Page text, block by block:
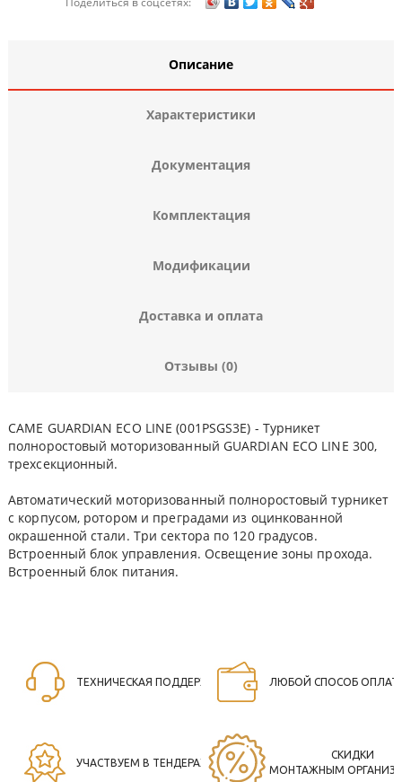
Описание
Характеристики
Документация
Комплектация
Модификации
Доставка и оплата
Отзывы (0)
CAME GUARDIAN ECO LINE (001PSGS3E) - Турникет
полноростовый моторизованный GUARDIAN ECO LINE 300,
трехсекционный.
Автоматический моторизованный полноростовый турникет
с корпусом, ротором и преградами из оцинкованной
окрашенной стали. Три сектора по 120 градусов.
Встроенный блок управления. Освещение зоны прохода.
Встроенный блок питания.
ТЕХНИЧЕСКАЯ ПОДДЕРЖКА ЛЮБОЙ СПОСОБ
УЧАСТВУЕМ В ТЕНДЕРАХ
СКИДКИ
МОНТАЖНЫМ